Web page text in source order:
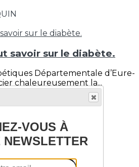
savoir sur le diabète.
Départementale d’Eure-
chaleureusement la...
VOUS À
NEWSLETTER